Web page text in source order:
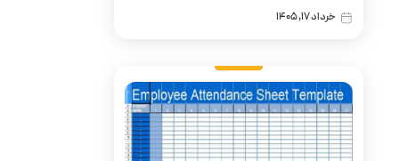
خرداد 17, 1405